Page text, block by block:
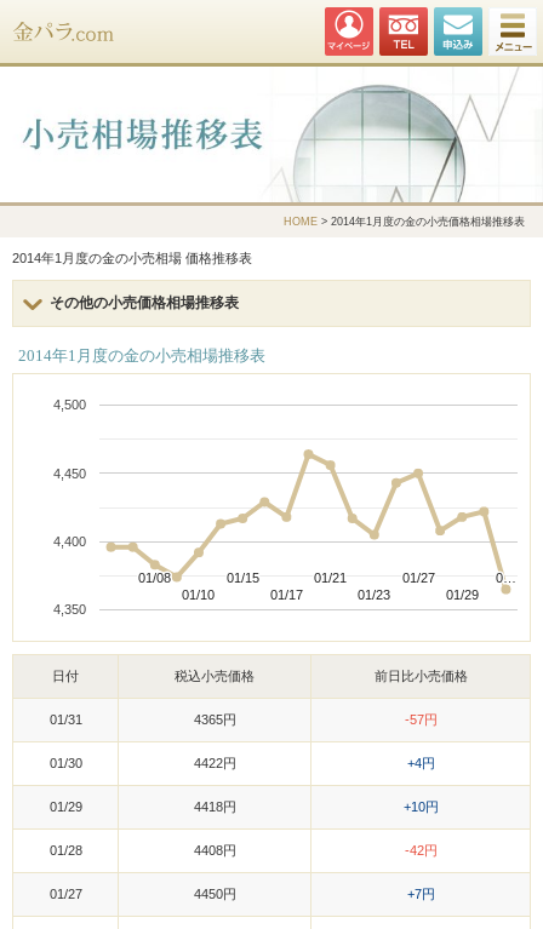
HOME > 2014年1月度の金の小売価格相場推移表
2014年1月度の金の小売相場 価格推移表
その他の小売価格相場推移表
2014年1月度の金の小売相場推移表
01/08
01/08
01/10
01/10
01/15
01/15
01/17
01/17
01/21
01/21
01/23
01/23
01/27
01/27
01/29
01/29
0…
0…
4,350
4,400
4,450
4,500
日付 税込小売価格 前日比小売価格
01/31 4365円 -57円
01/30 4422円 +4円
01/29 4418円 +10円
01/28 4408円 -42円
01/27 4450円 +7円